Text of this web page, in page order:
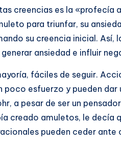
creencias es la «profecía
para triunfar, su
su creencia inicial. Así,
ansiedad e influir
fáciles de seguir.
poco esfuerzo y pueden
a pesar de ser un
creado amuletos, le decía
pueden ceder ante